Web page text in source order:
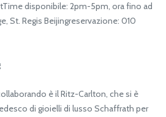
disponibile: 2pm-5pm, ora fino ad
St. Regis Beijingreservazione: 010
è il Ritz-Carlton, che si è
di gioielli di lusso Schaffrath per